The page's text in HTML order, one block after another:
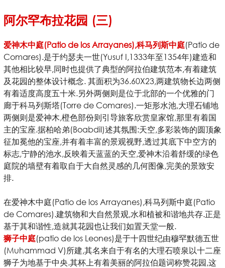
阿尔罕布拉花园 (三)
爱神木中庭(Patio de los Arrayanes),科马列斯中庭(Patio de
Comares).是于约瑟夫一世(Yusuf I,1333年至1354年)建造和
其他相比较早,同时也提供了典型的阿拉伯建筑范本,有着建筑
及花园的整体设计概念. 其面积为36.60X23,两建筑物长边两侧
有着适度高度五十米.另外两侧则是位于北部的一个优雅的门
廊于科马列斯塔(Torre de Comares).一矩形水池,大理石铺地
两侧则是爱神木,橙色部份则引导旅客欣赏皇家馆,那里有着国
主的宝座.据柏哈弟(Boabdil)述其氛围:天空,多彩装饰的圆顶象
征加冕他的宝座,并有着丰富的景观视野,透过其底下中空方的
标志,宁静的池水,反映着天蓝蓝的天空,爱神木沿着舒缓的绿色
庭院的墙壁有着取自于大自然灵感的几何图像,完美的景致安
排.
在爱神木中庭(Patio de los Arrayanes),科马列斯中庭(Patio
de Comares).建筑物和大自然景观,水和植被和谐地共存.正是
基于其和谐性,造就其花园也让我们如置天堂一般.
狮子中庭(patio de los Leones)是于十四世纪由穆罕默德五世
(Muhammad V)所建,其名来自于有名的大理石喷泉以十二座
狮子为地基于中央.其杯上有着美丽的阿拉伯题词称赞花园,这